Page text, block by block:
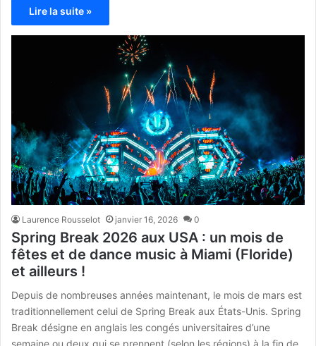
Lire la suite »
Laurence Rousselot janvier 16, 2026 0
Spring Break 2026 aux USA : un mois de
fêtes et de dance music à Miami (Floride)
et ailleurs !
Depuis de nombreuses années maintenant, le mois de mars est
traditionnellement celui de Spring Break aux États-Unis. Spring
Break désigne en anglais les congés universitaires d’une